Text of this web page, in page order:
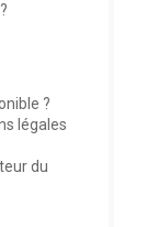
?
légales
du